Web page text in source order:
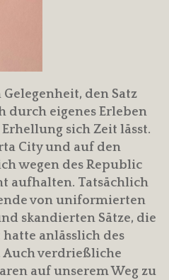
den Satz
durch eigenes Erleben
sich Zeit lässt.
City und auf den
wegen des Republic
aufhalten. Tatsächlich
von uniformierten
skandierten Sätze, die
anlässlich des
Auch verdrießliche
auf unserem Weg zu